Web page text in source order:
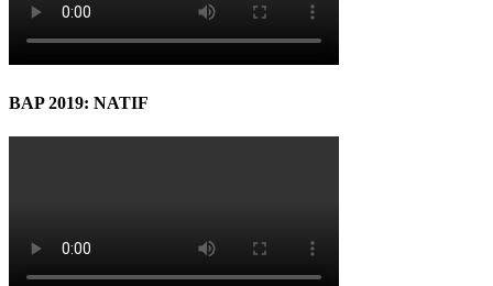
BAP 2019: NATIF